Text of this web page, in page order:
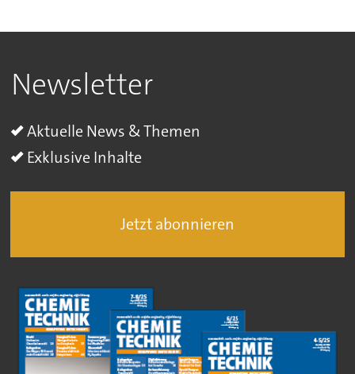
Newsletter
Aktuelle News & Themen
Exklusive Inhalte
Jetzt abonnieren